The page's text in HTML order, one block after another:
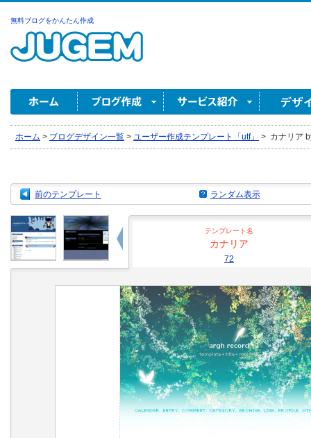
無料ブログをかんたん作成
ホーム > ブログデザイン一覧 > ユーザー作成テンプレート「utf」 > カナリア
前のテンプレート ランダム表示
テンプレート名
カナリア
72